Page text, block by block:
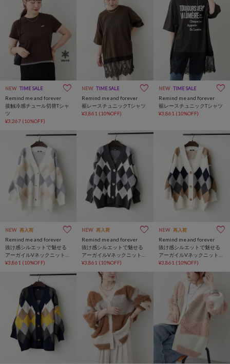
NEW TIME SALE
Remind me and forever
接触冷感チュール切替Tシャ
ツ
¥3,267 (10%OFF)
NEW TIME SALE
Remind me and forever
裾レースチュニックTシャツ
¥3,861 (10%OFF)
NEW TIME SALE
Remind me and forever
裾レースチュニックTシャツ
¥3,861 (10%OFF)
NEW 再入荷
Remind me and forever
抜け感シルエットで魅せる
アーガイルVネックニットカ
ーデ
¥3,861 (10%OFF)
NEW 再入荷
Remind me and forever
抜け感シルエットで魅せる
アーガイルVネックニットカ
ーデ
¥3,861 (10%OFF)
NEW 再入荷
Remind me and forever
抜け感シルエットで魅せる
アーガイルVネックニットカ
ーデ
¥3,861 (10%OFF)